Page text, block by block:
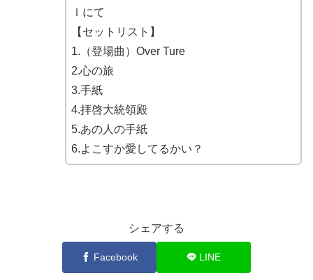
ｌにて
【セットリスト】
1.（登場曲）Over Ture
2.心の旅
3.手紙
4.拝啓大統領殿
5.あの人の手紙
6.よこすか愛してるかい？
シェアする
Facebook LINE